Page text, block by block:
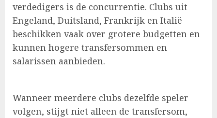
verdedigers is de concurrentie. Clubs uit
Engeland, Duitsland, Frankrijk en Italië
beschikken vaak over grotere budgetten en
kunnen hogere transfersommen en
salarissen aanbieden.
Wanneer meerdere clubs dezelfde speler
volgen, stijgt niet alleen de transfersom,